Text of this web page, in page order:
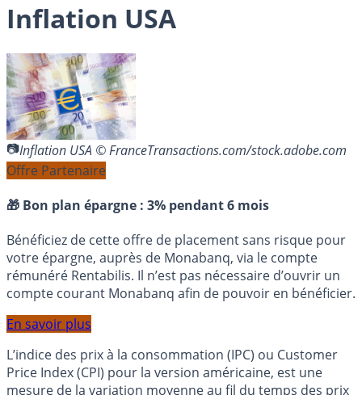
Inflation USA
Inflation USA © FranceTransactions.com/stock.adobe.com
Offre Partenaire
🎁 Bon plan épargne : 3% pendant 6 mois
Bénéficiez de cette offre de placement sans risque pour
votre épargne, auprès de Monabanq, via le compte
rémunéré Rentabilis. Il n’est pas nécessaire d’ouvrir un
compte courant Monabanq afin de pouvoir en bénéficier.
En savoir plus
L’indice des prix à la consommation (IPC) ou Customer
Price Index (CPI) pour la version américaine, est une
mesure de la variation moyenne au fil du temps des prix